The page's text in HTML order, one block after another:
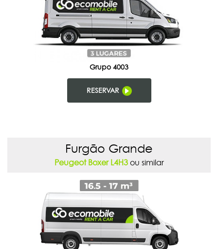
Grupo 4003
RESERVAR
Furgão Grande
Peugeot Boxer L4H3ou similar